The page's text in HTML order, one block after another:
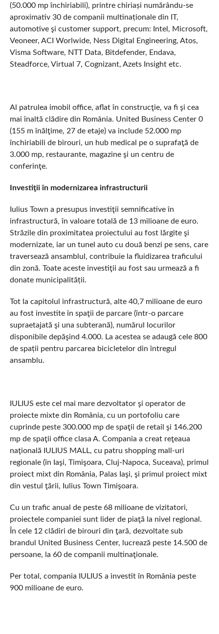
(50.000 mp închiriabili), printre chiriași numărându-se
aproximativ 30 de companii multinaționale din IT,
automotive şi customer support, precum: Intel, Microsoft,
Veoneer, ACI Worlwide, Ness Digital Engineering, Atos,
Visma Software, NTT Data, Bitdefender, Endava,
Steadforce, Virtual 7, Cognizant, Azets Insight etc.
Al patrulea imobil office, aflat în construcţie, va fi şi cea
mai înaltă clădire din România. United Business Center 0
(155 m înălţime, 27 de etaje) va include 52.000 mp
închiriabili de birouri, un hub medical pe o suprafaţă de
3.000 mp, restaurante, magazine şi un centru de
conferinţe.
Investiţii în modernizarea infrastructurii
Iulius Town a presupus investiţii semnificative în
infrastructură, în valoare totală de 13 milioane de euro.
Străzile din proximitatea proiectului au fost lărgite şi
modernizate, iar un tunel auto cu două benzi pe sens, care
traversează ansamblul, contribuie la fluidizarea traficului
din zonă. Toate aceste investiţii au fost sau urmează a fi
donate municipalității.
Tot la capitolul infrastructură, alte 40,7 milioane de euro
au fost investite în spaţii de parcare (într-o parcare
supraetajată şi una subterană), numărul locurilor
disponibile depăşind 4.000. La acestea se adaugă cele 800
de spații pentru parcarea bicicletelor din întregul
ansamblu.
IULIUS este cel mai mare dezvoltator şi operator de
proiecte mixte din România, cu un portofoliu care
cuprinde peste 300.000 mp de spaţii de retail şi 146.200
mp de spaţii office clasa A. Compania a creat reţeaua
naţională IULIUS MALL, cu patru shopping mall-uri
regionale (în Iaşi, Timişoara, Cluj-Napoca, Suceava), primul
proiect mixt din România, Palas Iaşi, şi primul proiect mixt
din vestul ţării, Iulius Town Timişoara.
Cu un trafic anual de peste 68 milioane de vizitatori,
proiectele companiei sunt lider de piaţă la nivel regional.
În cele 12 clădiri de birouri din ţară, dezvoltate sub
brandul United Business Center, lucrează peste 14.500 de
persoane, la 60 de companii multinaţionale.
Per total, compania IULIUS a investit în România peste
900 milioane de euro.